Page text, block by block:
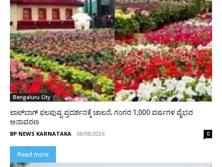
Bengaluru City
ಲಾಲ್‌ಬಾಗ್ ಫಲಪುಷ್ಪ ಪ್ರದರ್ಶನಕ್ಕೆ ಚಾಲನೆ; ಗಂಗರ 1,000 ವರ್ಷಗಳ ವೈಭವ
ಅನಾವರಣ
BP NEWS KARNATAKA - 08/08/2026 0
Read more